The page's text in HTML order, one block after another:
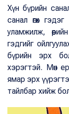
Хүн бүрийн
санал өгөх
уламжилж,
гэдгийг
бүрийн эрх
хэрэгтэй. Мөн
ямар эрх
тайлбар хийж